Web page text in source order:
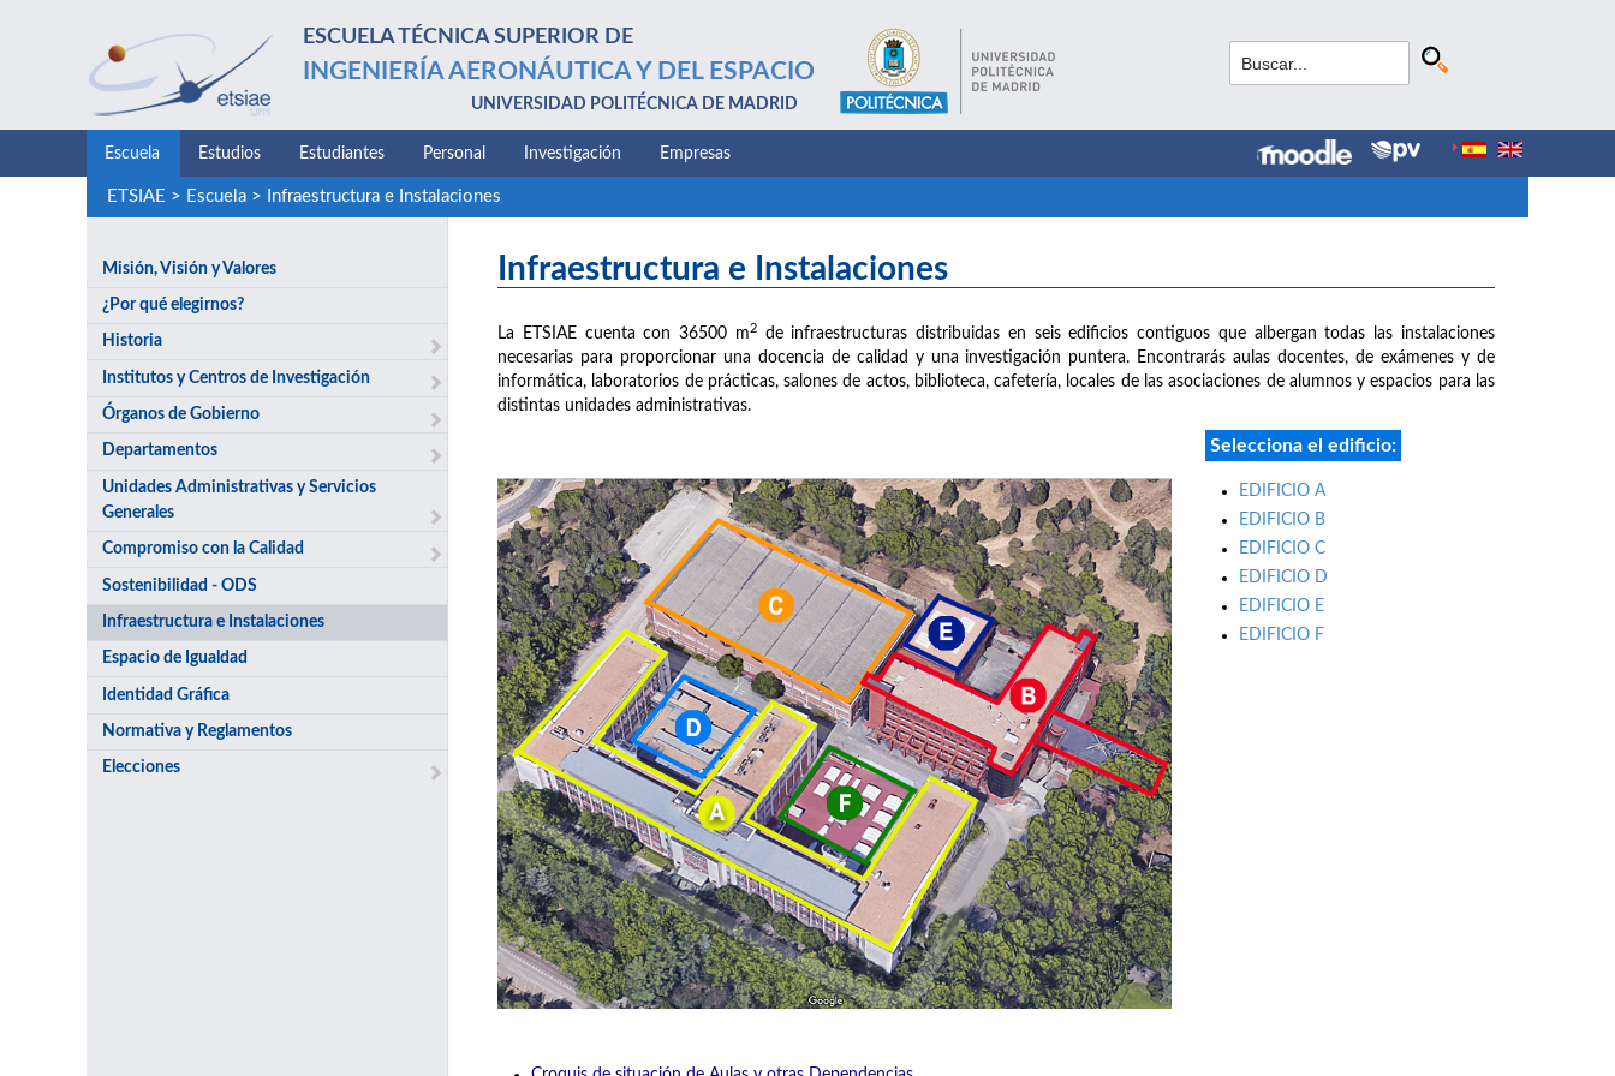
ESCUELA TÉCNICA SUPERIOR DE
INGENIERÍA AERONÁUTICA Y DEL ESPACIO
UNIVERSIDAD POLITÉCNICA DE MADRID
Escuela Estudios Estudiantes Personal Investigación Empresas
ETSIAE > Escuela> Infraestructura e Instalaciones
Misión, Visión y Valores
¿Por qué elegirnos?
Historia
Institutos y Centros de Investigación
Órganos de Gobierno
Departamentos
Unidades Administrativas y Servicios
Generales
Compromiso con la Calidad
Sostenibilidad - ODS
Infraestructura e Instalaciones
Espacio de Igualdad
Identidad Gráfica
Normativa y Reglamentos
Elecciones
Infraestructura e Instalaciones
La ETSIAE cuenta con 36500 m2de infraestructuras distribuidas en seis edificios contiguos que albergan todas las instalaciones
necesarias para proporcionar una docencia de calidad y una investigación puntera. Encontrarás aulas docentes, de exámenes y de
informática, laboratorios de prácticas, salones de actos, biblioteca, cafetería, locales de las asociaciones de alumnos y espacios para las
distintas unidades administrativas.
Selecciona el edificio:
EDIFICIO A
EDIFICIO B
EDIFICIO C
EDIFICIO D
EDIFICIO E
EDIFICIO F